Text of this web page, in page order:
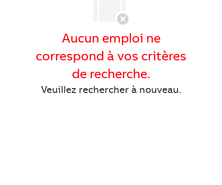
Aucun emploi ne
correspond à vos critères
de recherche.
Veuillez rechercher à nouveau.